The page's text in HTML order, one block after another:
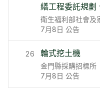
繕工程委託規劃
衛生福利部社會及
7月8日 公告
26 輪式挖土機
金門縣採購招標所
7月8日 公告